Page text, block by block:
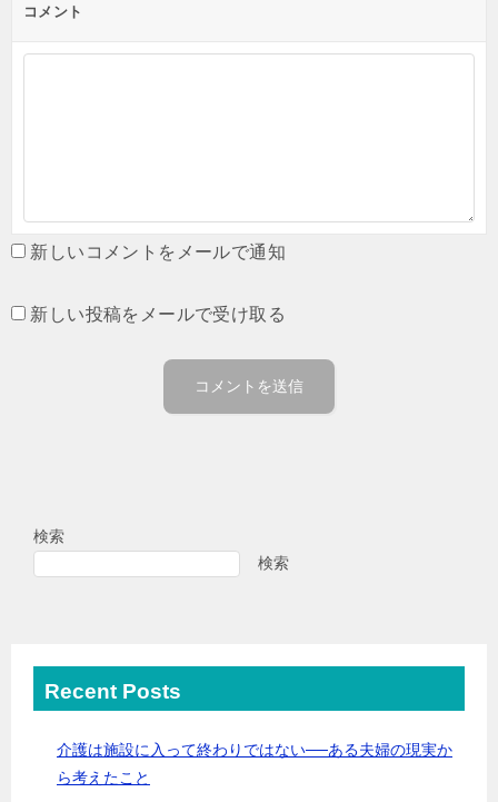
コメント
新しいコメントをメールで通知
新しい投稿をメールで受け取る
検索
検索
Recent Posts
介護は施設に入って終わりではない──ある夫婦の現実か
ら考えたこと